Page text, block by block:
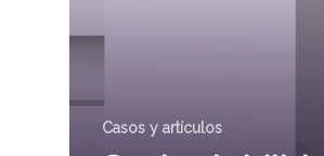
Casos y artículos